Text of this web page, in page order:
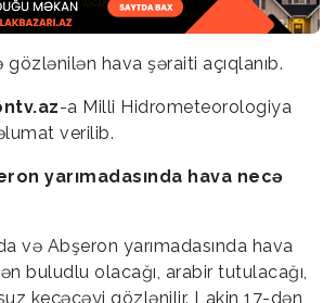
gözlənilən hava şəraiti açıqlanıb.
-a Milli Hidrometeorologiya
verilib.
yarımadasında hava necə
və Abşeron yarımadasında hava
buludlu olacağı, arabir tutulacağı,
keçəcəyi gözlənilir. Lakin 17-dən